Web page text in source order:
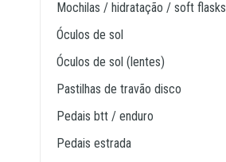
mochilas / hidratação / soft flasks
óculos de sol
óculos de sol (lentes)
pastilhas de travão disco
pedais btt / enduro
pedais estrada